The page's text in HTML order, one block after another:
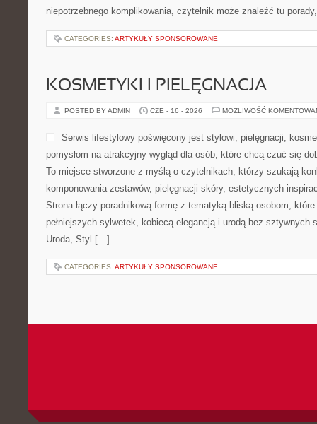
niepotrzebnego komplikowania, czytelnik może znaleźć tu
CATEGORIES: ARTYKUŁY SPONSOROWANE
KOSMETYKI I PIELĘGNACJA
POSTED BY ADMIN CZE - 16 - 2026 MOŻLIWOŚĆ
Serwis lifestylowy poświęcony jest stylowi, pielęgnacji,
pomysłom na atrakcyjny wygląd dla osób, które chcą czuć się
To miejsce stworzone z myślą o czytelnikach, którzy szukają
komponowania zestawów, pielęgnacji skóry, estetycznych
Strona łączy poradnikową formę z tematyką bliską osobom,
pełniejszych sylwetek, kobiecą elegancją i urodą bez sztywnych
Uroda, Styl […]
CATEGORIES: ARTYKUŁY SPONSOROWANE